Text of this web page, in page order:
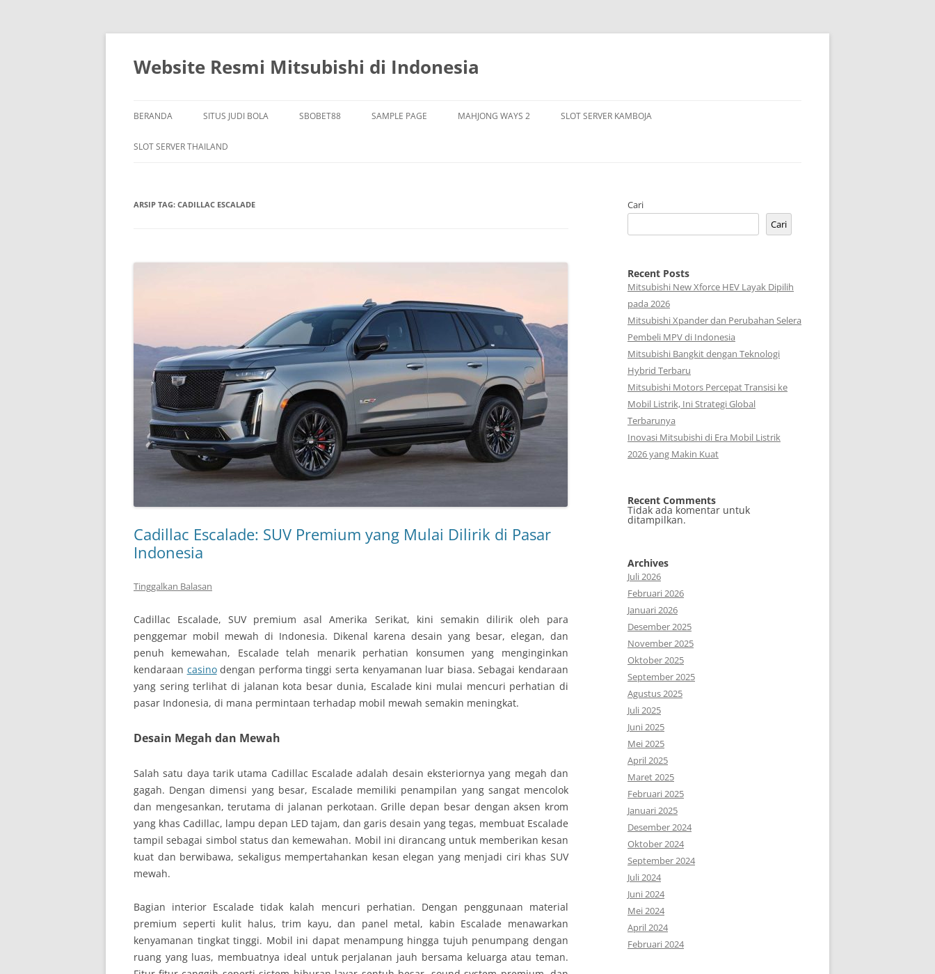
Langsung
Website Resmi Mitsubishi di Indonesia
BERANDA SITUS JUDI BOLA SBOBET88 SAMPLE PAGE MAHJONG WAYS 2 SLOT SERVER KAMBOJA
SLOT SERVER THAILAND
ARSIP TAG: CADILLAC ESCALADE
Cadillac Escalade: SUV Premium yang Mulai Dilirik di Pasar
Indonesia
Tinggalkan Balasan
Cadillac Escalade, SUV premium asal Amerika Serikat, kini semakin dilirik oleh para
penggemar mobil mewah di Indonesia. Dikenal karena desain yang besar, elegan, dan
penuh kemewahan, Escalade telah menarik perhatian konsumen yang menginginkan
kendaraan casinodengan performa tinggi serta kenyamanan luar biasa. Sebagai kendaraan
yang sering terlihat di jalanan kota besar dunia, Escalade kini mulai mencuri perhatian di
pasar Indonesia, di mana permintaan terhadap mobil mewah semakin meningkat.
Desain Megah dan Mewah
Salah satu daya tarik utama Cadillac Escalade adalah desain eksteriornya yang megah dan
gagah. Dengan dimensi yang besar, Escalade memiliki penampilan yang sangat mencolok
dan mengesankan, terutama di jalanan perkotaan. Grille depan besar dengan aksen krom
yang khas Cadillac, lampu depan LED tajam, dan garis desain yang tegas, membuat Escalade
tampil sebagai simbol status dan kemewahan. Mobil ini dirancang untuk memberikan kesan
kuat dan berwibawa, sekaligus mempertahankan kesan elegan yang menjadi ciri khas SUV
mewah.
Bagian interior Escalade tidak kalah mencuri perhatian. Dengan penggunaan material
premium seperti kulit halus, trim kayu, dan panel metal, kabin Escalade menawarkan
kenyamanan tingkat tinggi. Mobil ini dapat menampung hingga tujuh penumpang dengan
ruang yang luas, membuatnya ideal untuk perjalanan jauh bersama keluarga atau teman.
Cari
Cari
Recent Posts
Mitsubishi New Xforce HEV Layak Dipilih
pada 2026
Mitsubishi Xpander dan Perubahan Selera
Pembeli MPV di Indonesia
Mitsubishi Bangkit dengan Teknologi
Hybrid Terbaru
Mitsubishi Motors Percepat Transisi ke
Mobil Listrik, Ini Strategi Global
Terbarunya
Inovasi Mitsubishi di Era Mobil Listrik
2026 yang Makin Kuat
Recent Comments
Tidak ada komentar untuk
ditampilkan.
Archives
Juli 2026
Februari 2026
Januari 2026
Desember 2025
November 2025
Oktober 2025
September 2025
Agustus 2025
Juli 2025
Juni 2025
Mei 2025
April 2025
Maret 2025
Februari 2025
Januari 2025
Desember 2024
Oktober 2024
September 2024
Juli 2024
Juni 2024
Mei 2024
April 2024
Februari 2024